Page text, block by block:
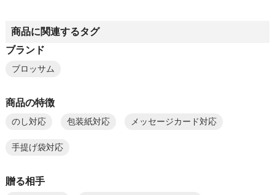
商品に関連するタグ
ブランド
ブロッサム
商品の特徴
のし対応 包装紙対応 メッセージカード対応
手提げ袋対応
贈る相手